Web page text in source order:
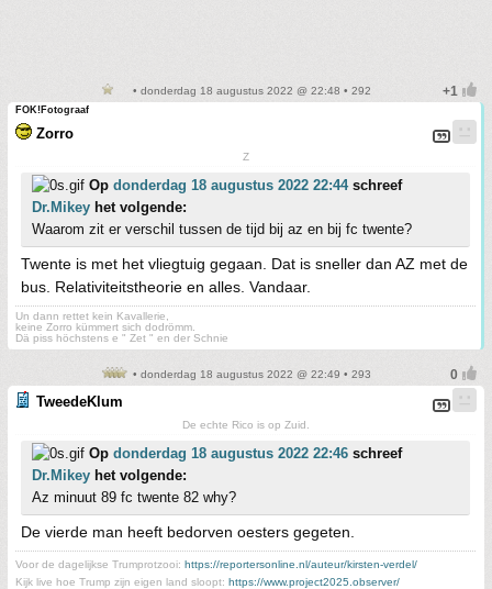
• donderdag 18 augustus 2022 @ 22:48 • 292
FOK!Fotograaf
Zorro
Z
Op donderdag 18 augustus 2022 22:44schreef
Dr.Mikey het volgende:
Waarom zit er verschil tussen de tijd bij az en bij fc twente?
Twente is met het vliegtuig gegaan. Dat is sneller dan AZ met de
bus. Relativiteitstheorie en alles. Vandaar.
Un dann rettet kein Kavallerie,
keine Zorro kümmert sich dodrömm.
Dä piss höchstens e " Zet " en der Schnie
• donderdag 18 augustus 2022 @ 22:49 • 293
TweedeKlum
De echte Rico is op Zuid.
Op donderdag 18 augustus 2022 22:46 schreef
Dr.Mikey het volgende:
Az minuut 89 fc twente 82 why?
De vierde man heeft bedorven oesters gegeten.
Voor de dagelijkse Trumprotzooi: https://reportersonline.nl/auteur/kirsten-verdel/
Kijk live hoe Trump zijn eigen land sloopt: https://www.project2025.observer/